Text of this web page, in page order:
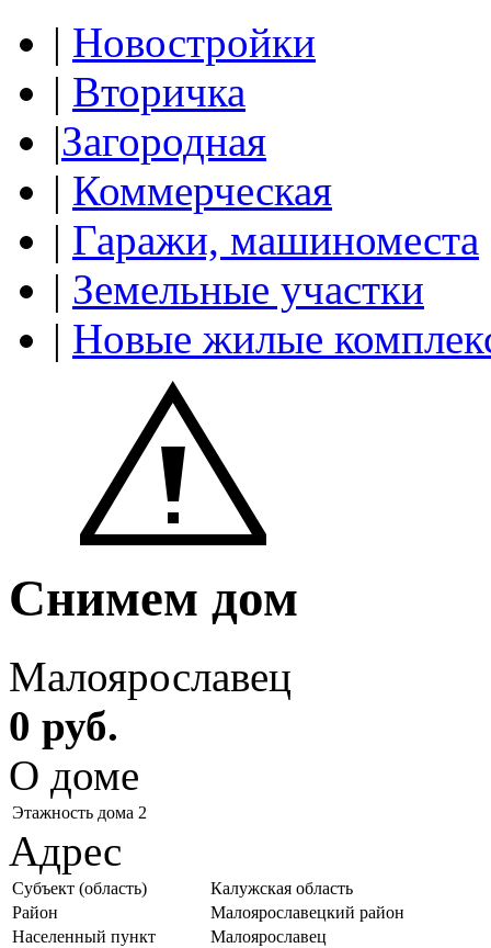
| Новостройки
| Вторичка
|Загородная
| Коммерческая
| Гаражи, машиноместа
| Земельные участки
| Новые жилые
Снимем дом
Малоярославец
0 руб.
О доме
Этажность дома 2
Адрес
Субъект (область)
Калужская область
Район
Малоярославецкий район
Населенный пункт
Малоярославец